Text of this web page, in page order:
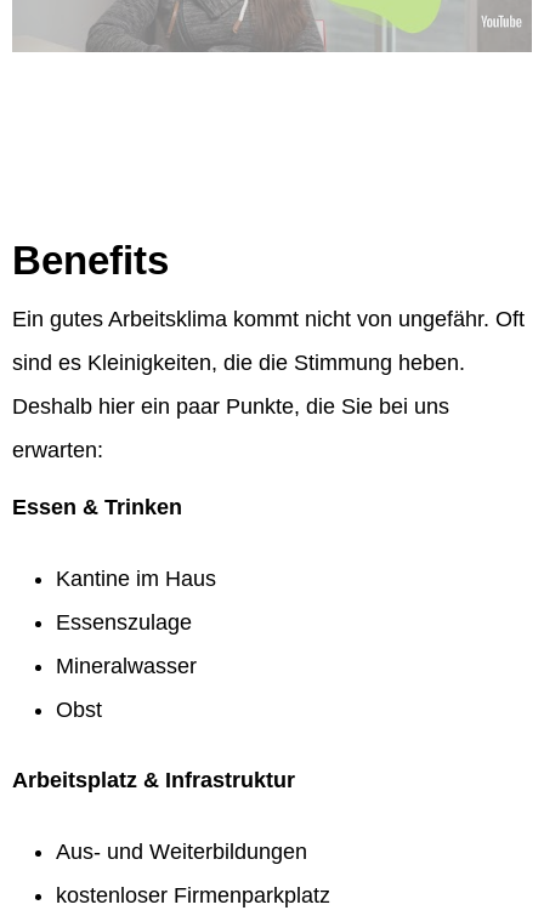
Benefits
Ein gutes Arbeitsklima kommt nicht von ungefähr. Oft
sind es Kleinigkeiten, die die Stimmung heben.
Deshalb hier ein paar Punkte, die Sie bei uns
erwarten:
Essen & Trinken
Kantine im Haus
Essenszulage
Mineralwasser
Obst
Arbeitsplatz & Infrastruktur
Aus- und Weiterbildungen
kostenloser Firmenparkplatz